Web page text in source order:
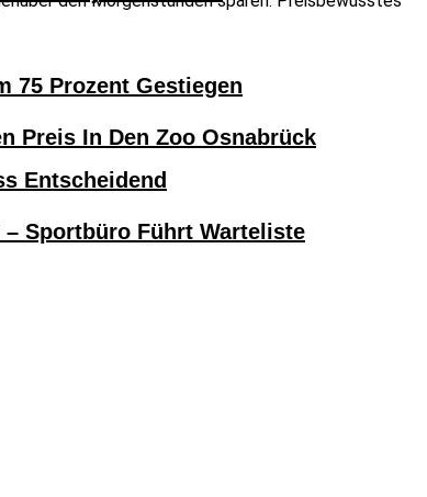
75 Prozent Gestiegen
Entscheidend
Preis In Den Zoo Osnabrück
Sportbüro Führt Warteliste